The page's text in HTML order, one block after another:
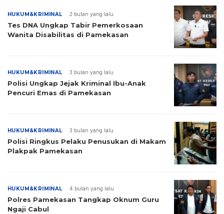
HUKUM&KRIMINAL 2 bulan yang lalu
Tes DNA Ungkap Tabir Pemerkosaan
Wanita Disabilitas di Pamekasan
HUKUM&KRIMINAL 3 bulan yang lalu
Polisi Ungkap Jejak Kriminal Ibu-Anak
Pencuri Emas di Pamekasan
HUKUM&KRIMINAL 3 bulan yang lalu
Polisi Ringkus Pelaku Penusukan di Makam
Plakpak Pamekasan
HUKUM&KRIMINAL 4 bulan yang lalu
Polres Pamekasan Tangkap Oknum Guru
Ngaji Cabul